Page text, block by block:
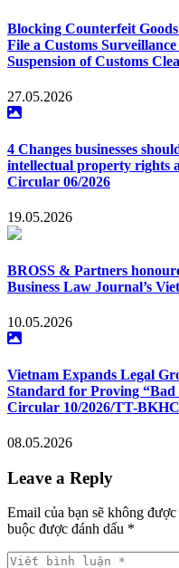
Blocking Counterfeit
File a Customs
Suspension of Customs
27.05.2026
4 Changes businesses
intellectual property rights
Circular 06/2026
19.05.2026
BROSS & Partners
Business Law Journal’s
10.05.2026
Vietnam Expands Legal
Standard for Proving
Circular 10/2026/TT-
08.05.2026
Leave a Reply
Email của bạn sẽ không
buộc được đánh dấu *
Viết bình luận *